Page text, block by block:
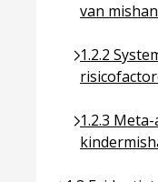
van
1.2.2
Ga naar
1.2.3
Ga naar